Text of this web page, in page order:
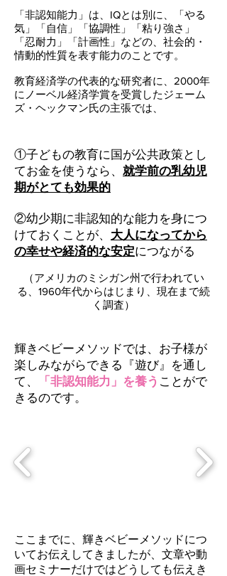
「非認知能力」は、IQとは別に、「やる
気」「自信」「協調性」「粘り強さ」
「忍耐力」「計画性」などの、社会的・
情動的性質を表す能力のことです。
教育経済学の代表的な研究者に、2000年
にノーベル経済学賞を受賞したジェーム
ズ・ヘックマン氏の主張では、
①子どもの教育に国が公共政策とし
てお金を使うなら、 就学前の乳幼児
期がとても効果的
②幼少期に非認知的な能力を身につ
けておくことが、 大人になってから
の幸せや経済的な安定につながる
（アメリカのミシガン州で行われてい
る、1960年代からはじまり、現在まで続
く調査）
輝きベビーメソッドでは、お子様が
楽しみながらできる『遊び』を通し
て、
「非認知能力」を養う ことがで
きるのです。
ここまでに、輝きベビーメソッドにつ
いてお伝えしてきましたが、文章や動
画セミナーだけではどうしても伝えき